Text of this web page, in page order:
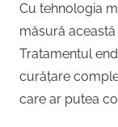
Cu tehnologia
măsură
Tratamentul
curățare
care ar putea